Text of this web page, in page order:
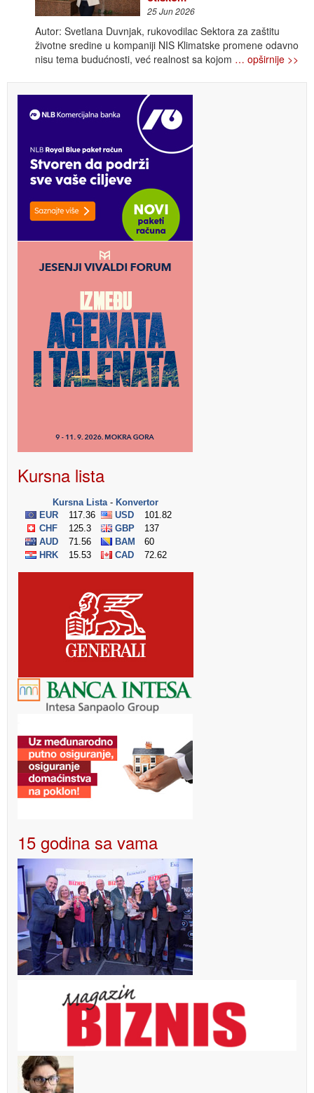
25 Jun 2026
Autor: Svetlana Duvnjak, rukovodilac Sektora za zaštitu
životne sredine u kompaniji NIS Klimatske promene odavno
nisu tema budućnosti, već realnost sa kojom … opširnije >>
Kursna lista
15 godina sa vama